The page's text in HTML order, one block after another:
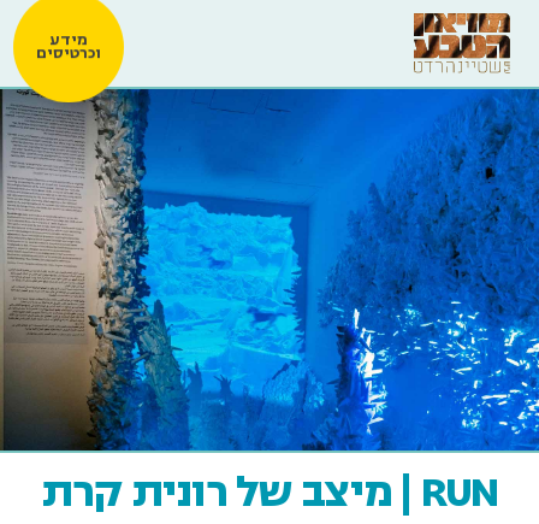
מידע
וכרטיסים
RUN | מיצב של רונית קרת